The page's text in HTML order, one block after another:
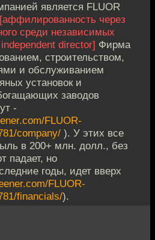
является FLUOR
[аффилированность через
среди независимых
director] Фирма
строительством,
и обслуживанием
установок и
заводов
-
FLUOR-
company/ ). У этих все
в 200+ млн. долл., без
падает, но
годы, идет вверх
FLUOR-
financials/).